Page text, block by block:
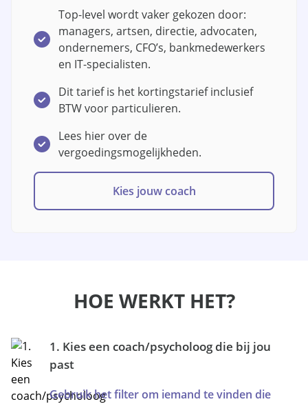
Top-level wordt vaker gekozen door:
managers, artsen, directie, advocaten,
ondernemers, CFO’s, bankmedewerkers
en IT-specialisten.
Dit tarief is het kortingstarief inclusief
BTW voor particulieren.
Lees hier over de
vergoedingsmogelijkheden.
Kies jouw coach
HOE WERKT HET?
1. Kies een coach/psycholoog die bij jou
past
Gebruik het filter om iemand te vinden die